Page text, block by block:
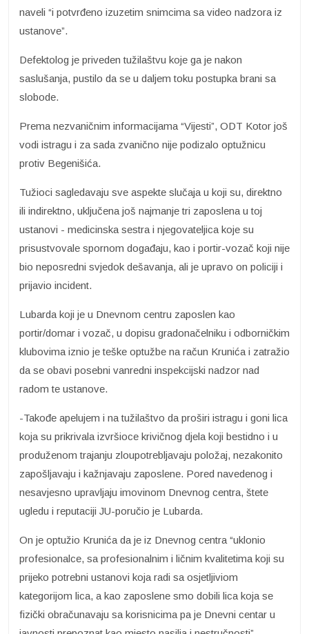
naveli “i potvrđeno izuzetim snimcima sa video nadzora iz
ustanove”.
Defektolog je priveden tužilaštvu koje ga je nakon
saslušanja, pustilo da se u daljem toku postupka brani sa
slobode.
Prema nezvaničnim informacijama “Vijesti”, ODT Kotor još
vodi istragu i za sada zvanično nije podizalo optužnicu
protiv Begenišića.
Tužioci sagledavaju sve aspekte slučaja u koji su, direktno
ili indirektno, uključena još najmanje tri zaposlena u toj
ustanovi - medicinska sestra i njegovateljica koje su
prisustvovale spornom događaju, kao i portir-vozač koji nije
bio neposredni svjedok dešavanja, ali je upravo on policiji i
prijavio incident.
Lubarda koji je u Dnevnom centru zaposlen kao
portir/domar i vozač, u dopisu gradonačelniku i odborničkim
klubovima iznio je teške optužbe na račun Krunića i zatražio
da se obavi posebni vanredni inspekcijski nadzor nad
radom te ustanove.
-Takođe apelujem i na tužilaštvo da proširi istragu i goni lica
koja su prikrivala izvršioce krivičnog djela koji bestidno i u
produženom trajanju zloupotrebljavaju položaj, nezakonito
zapošljavaju i kažnjavaju zaposlene. Pored navedenog i
nesavjesno upravljaju imovinom Dnevnog centra, štete
ugledu i reputaciji JU-poručio je Lubarda.
On je optužio Krunića da je iz Dnevnog centra “uklonio
profesionalce, sa profesionalnim i ličnim kvalitetima koji su
prijeko potrebni ustanovi koja radi sa osjetljiviom
kategorijom lica, a kao zaposlene smo dobili lica koja se
fizički obračunavaju sa korisnicima pa je Dnevni centar u